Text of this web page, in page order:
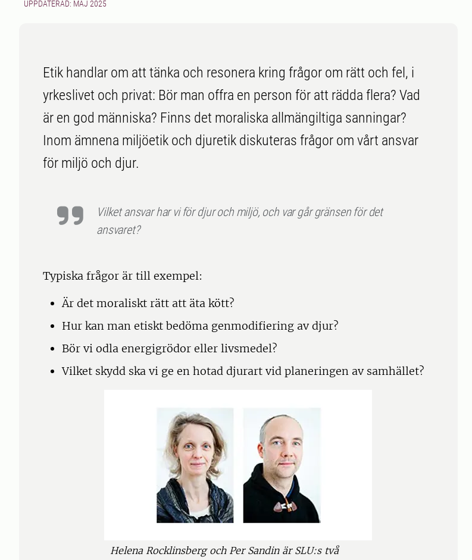
UPPDATERAD: MAJ 2025
Etik handlar om att tänka och resonera kring frågor om rätt och fel, i
yrkeslivet och privat: Bör man offra en person för att rädda flera? Vad
är en god människa? Finns det moraliska allmängiltiga sanningar?
Inom ämnena miljöetik och djuretik diskuteras frågor om vårt ansvar
för miljö och djur.
Vilket ansvar har vi för djur och miljö, och var går gränsen för det
ansvaret?
Typiska frågor är till exempel:
Är det moraliskt rätt att äta kött?
Hur kan man etiskt bedöma genmodifiering av djur?
Bör vi odla energigrödor eller livsmedel?
Vilket skydd ska vi ge en hotad djurart vid planeringen av samhället?
Helena Rocklinsberg och Per Sandin är SLU:s två